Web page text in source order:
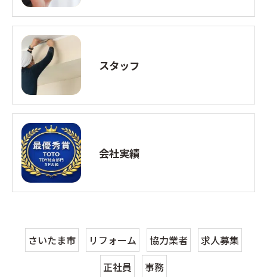
スタッフ
会社実績
さいたま市 リフォーム 協力業者
求人募集
正社員
事務